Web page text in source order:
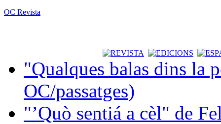
OC Revista
"Qualques balas dins la
OC/passatges)
"’Quò sentiá a cèl" de